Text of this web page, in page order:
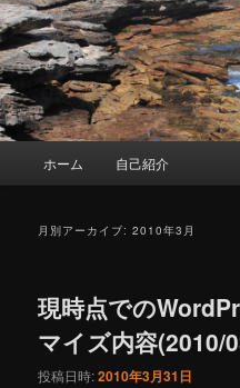
動
ホーム 自己紹介
月別アーカイブ:2010年3月
現時点での
マイズ内容(2010/
投稿日時:2010年3月31日